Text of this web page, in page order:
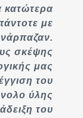
κατώτερα
με
σκέψης
μας
του
ύλης
του